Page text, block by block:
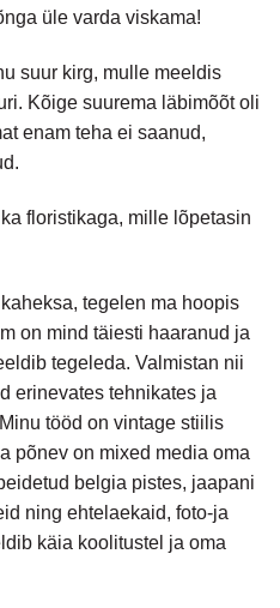
üle varda viskama!
suur kirg, mulle meeldis
Kõige suurema läbimõõt oli
enam teha ei saanud,
floristikaga, mille lõpetasin
tegelen ma hoopis
on mind täiesti haaranud ja
tegeleda. Valmistan nii
erinevates tehnikates ja
tööd on vintage stiilis
põnev on mixed media oma
belgia pistes, jaapani
ning ehtelaekaid, foto-ja
käia koolitustel ja oma